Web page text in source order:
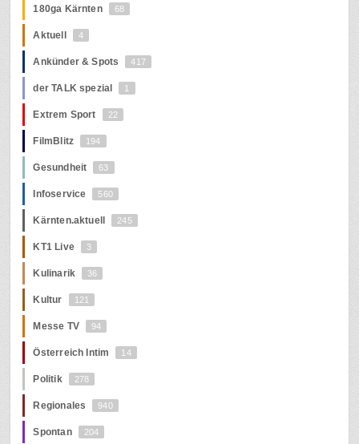
180ga Kärnten 68
Aktuell 4
Ankünder & Spots 417
der TALK spezial 1
Extrem Sport 22
FilmBlitz 194
Gesundheit 63
Infoservice 560
Kärnten.aktuell 245
KT1 Live 3
Kulinarik 36
Kultur 121
Messe TV 94
Österreich Intim 14
Politik 278
Regionales 940
Spontan 204